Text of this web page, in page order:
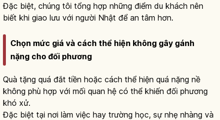
Đặc biệt, chúng tôi tổng hợp những điểm du khách nên
biết khi giao lưu với người Nhật để an tâm hơn.
Chọn mức giá và cách thể hiện không gây gánh
nặng cho đối phương
Quà tặng quá đắt tiền hoặc cách thể hiện quá nặng nề
không phù hợp với mối quan hệ có thể khiến đối phương
khó xử.
Đặc biệt tại nơi làm việc hay trường học, sự nhẹ nhàng và